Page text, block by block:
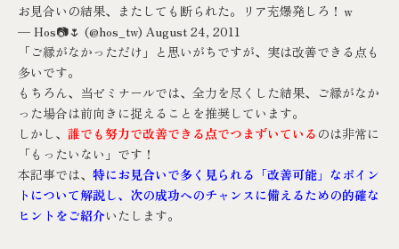
お見合いの結果、またしても断られた。リア充爆発しろ！ｗ
— Hos📷️🌷 (@hos_tw) August 24, 2011
「ご縁がなかっただけ」と思いがちですが、実は改善できる点も
多いです。
もちろん、当ゼミナールでは、 全力を尽くした結果、ご縁がなか
った場合は前向きに捉えることを推奨しています。
しかし、 誰でも努力で改善できる点でつまずいている のは非常に
「もったいない」です！
本記事では、 特にお見合いで多く見られる「改善可能」なポイン
トについて解説し、次の成功へのチャンスに備えるための的確な
ヒントをご紹介いたします。